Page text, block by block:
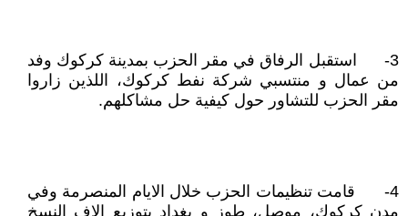
3- استقبل الرفاق في مقر الحزب بمدينة كركوك وفد
من عمال و منتسبي شركة نفط كركوك، اللذين زاروا
مقر الحزب للتشاور حول كيفية حل مشاكلهم.
4- قامت تنظيمات الحزب خلال الايام المنصرمة وفي
مدن كركوك، موصل، طوز و بغداد بتوزيع الاف النسخ